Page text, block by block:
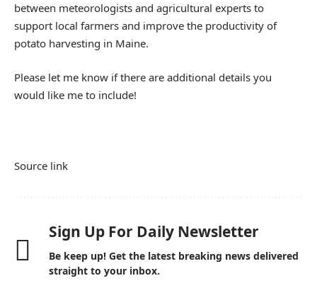
between meteorologists and agricultural experts to
support local farmers and improve the productivity of
potato harvesting in Maine.
Please let me know if there are additional details you
would like me to include!
Source link
Sign Up For Daily Newsletter
Be keep up! Get the latest breaking news delivered
straight to your inbox.